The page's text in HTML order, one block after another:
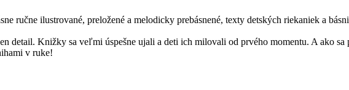
ručne ilustrované, preložené a melodicky prebásnené, texty detských riekaniek a
detail. Knižky sa veľmi úspešne ujali a deti ich milovali od prvého momentu. A ako
v ruke!